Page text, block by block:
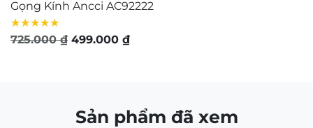
Gọng Kính Ancci AC92222
★★★★★
725.000₫ Giá
499.000 ₫Giá
499.000 ₫.
Sản phẩm đã xem